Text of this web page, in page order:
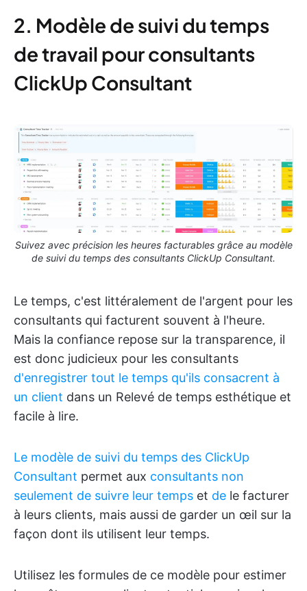
2. Modèle de suivi du temps
de travail pour consultants
ClickUp Consultant
Suivez avec précision les heures facturables grâce au modèle
de suivi du temps des consultants ClickUp Consultant.
Le temps, c'est littéralement de l'argent pour les
consultants qui facturent souvent à l'heure.
Mais la confiance repose sur la transparence, il
est donc judicieux pour les consultants
d'enregistrer tout le temps qu'ils consacrent à
un client dans un Relevé de temps esthétique et
facile à lire.
Le modèle de suivi du temps des ClickUp
Consultant permet aux consultants non
seulement de suivre leur temps et de le facturer
à leurs clients, mais aussi de garder un œil sur la
façon dont ils utilisent leur temps.
Utilisez les formules de ce modèle pour estimer